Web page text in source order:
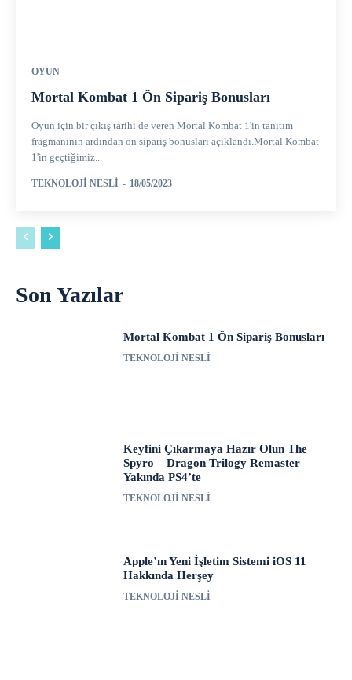
OYUN
Mortal Kombat 1 Ön Sipariş Bonusları
Oyun için bir çıkış tarihi de veren Mortal Kombat 1'in tanıtım
fragmanının ardından ön sipariş bonusları açıklandı.Mortal Kombat
1'in geçtiğimiz...
TEKNOLOJI NESLI - 18/05/2023
Son Yazılar
Mortal Kombat 1 Ön Sipariş Bonusları
TEKNOLOJI NESLI
Keyfini Çıkarmaya Hazır Olun The
Spyro – Dragon Trilogy Remaster
Yakında PS4’te
TEKNOLOJI NESLI
Apple’ın Yeni İşletim Sistemi iOS 11
Hakkında Herşey
TEKNOLOJI NESLI